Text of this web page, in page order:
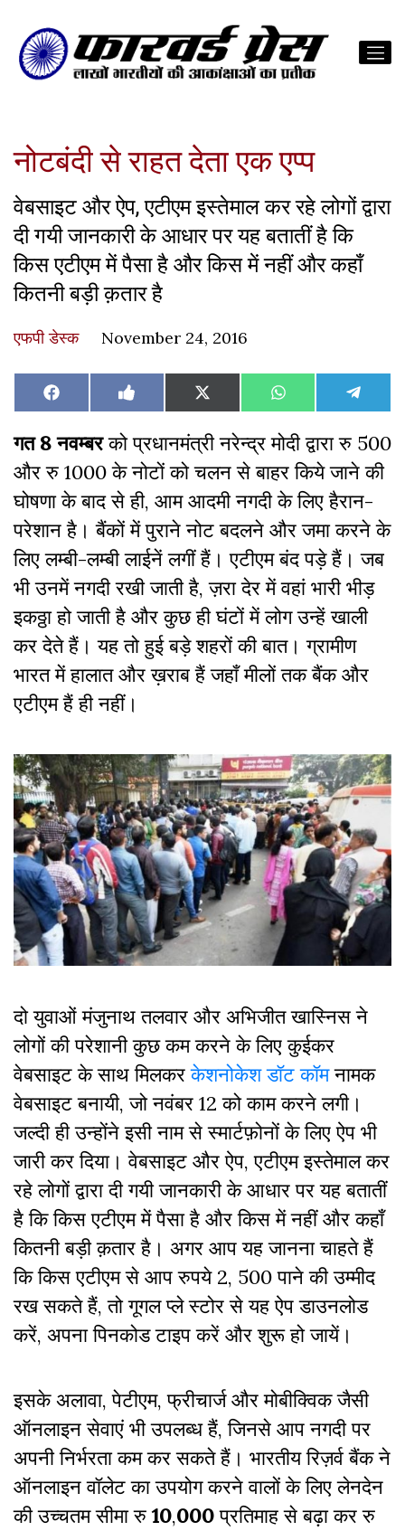
नोटबंदी से राहत देता एक एप्प
वेबसाइट और ऐप, एटीएम इस्तेमाल कर रहे लोगों द्वारा
दी गयी जानकारी के आधार पर यह बतातीं है कि
किस एटीएम में पैसा है और किस में नहीं और कहाँ
कितनी बड़ी क़तार है
एफपी डेस्‍क November 24, 2016
Share
on
Facebook Share
on
Like
on
Share
on
X
(Twitter)
Share
on
WhatsAppShare
on
गत 8 नवम्बरको प्रधानमंत्री नरेन्द्र मोदी द्वारा रु 500
और रु 1000 के नोटों को चलन से बाहर किये जाने की
घोषणा के बाद से ही, आम आदमी नगदी के लिए हैरान-
परेशान है। बैंकों में पुराने नोट बदलने और जमा करने के
लिए लम्बी-लम्बी लाईनें लगीं हैं। एटीएम बंद पड़े हैं। जब
भी उनमें नगदी रखी जाती है, ज़रा देर में वहां भारी भीड़
इकठ्ठा हो जाती है और कुछ ही घंटों में लोग उन्हें खाली
कर देते हैं। यह तो हुई बड़े शहरों की बात। ग्रामीण
भारत में हालात और ख़राब हैं जहाँ मीलों तक बैंक और
एटीएम हैं ही नहीं।
दो युवाओं मंजुनाथ तलवार और अभिजीत खास्निस ने
लोगों की परेशानी कुछ कम करने के लिए कुईकर
वेबसाइट के साथ मिलकरकेशनोकेश डॉट कॉमनामक
वेबसाइट बनायी, जो नवंबर 12 को काम करने लगी।
जल्दी ही उन्होंने इसी नाम से स्मार्टफ़ोनों के लिए ऐप भी
जारी कर दिया। वेबसाइट और ऐप, एटीएम इस्तेमाल कर
रहे लोगों द्वारा दी गयी जानकारी के आधार पर यह बतातीं
है कि किस एटीएम में पैसा है और किस में नहीं और कहाँ
कितनी बड़ी क़तार है। अगर आप यह जानना चाहते हैं
कि किस एटीएम से आप रुपये 2, 500 पाने की उम्मीद
रख सकते हैं, तो गूगल प्ले स्टोर से यह ऐप डाउनलोड
करें, अपना पिनकोड टाइप करें और शुरू हो जायें।
इसके अलावा, पेटीएम, फ्रीचार्ज और मोबीक्विक जैसी
ऑनलाइन सेवाएं भी उपलब्ध हैं, जिनसे आप नगदी पर
अपनी निर्भरता कम कर सकते हैं। भारतीय रिज़र्व बैंक ने
ऑनलाइन वॉलेट का उपयोग करने वालों के लिए लेनदेन
की उच्चतम सीमा रु10,000प्रतिमाह से बढ़ा कर रु